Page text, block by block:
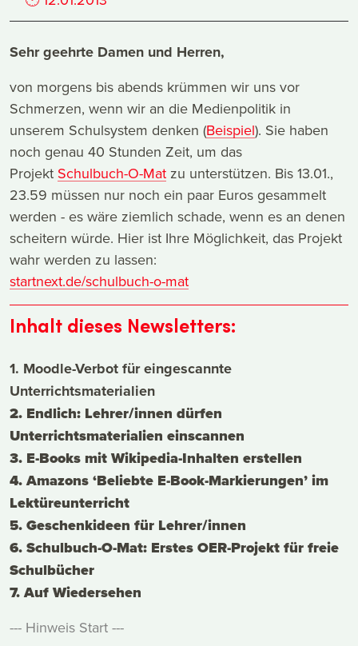
Sehr geehrte Damen und Herren,
von morgens bis abends krümmen wir uns vor
Schmerzen, wenn wir an die Medienpolitik in
unserem Schulsystem denken (Beispiel). Sie haben
noch genau 40 Stunden Zeit, um das
Projekt Schulbuch-O-Mat zu unterstützen. Bis 13.01.,
23.59 müssen nur noch ein paar Euros gesammelt
werden - es wäre ziemlich schade, wenn es an denen
scheitern würde. Hier ist Ihre Möglichkeit, das Projekt
wahr werden zu lassen:
startnext.de/schulbuch-o-mat
Inhalt dieses Newsletters:
1. Moodle-Verbot für eingescannte
Unterrichtsmaterialien
2. Endlich: Lehrer/innen dürfen
Unterrichtsmaterialien einscannen
3. E-Books mit Wikipedia-Inhalten erstellen
4. Amazons ‘Beliebte E-Book-Markierungen’ im
Lektüreunterricht
5. Geschenkideen für Lehrer/innen
6. Schulbuch-O-Mat: Erstes OER-Projekt für freie
Schulbücher
7. Auf Wiedersehen
--- Hinweis Start ---